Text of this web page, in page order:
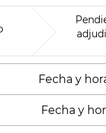
Fecha y
Fecha y